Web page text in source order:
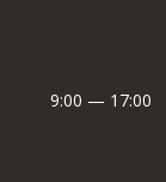
9:00 — 17:00